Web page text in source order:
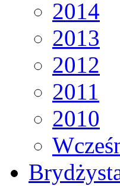
2014
2013
2012
2011
2010